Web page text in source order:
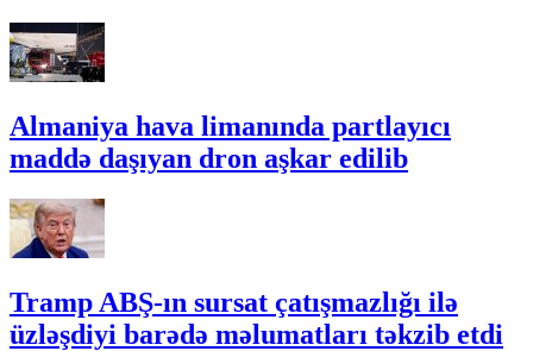
Almaniya hava limanında partlayıcı
maddə daşıyan dron aşkar edilib
Tramp ABŞ-ın sursat çatışmazlığı ilə
üzləşdiyi barədə məlumatları təkzib etdi